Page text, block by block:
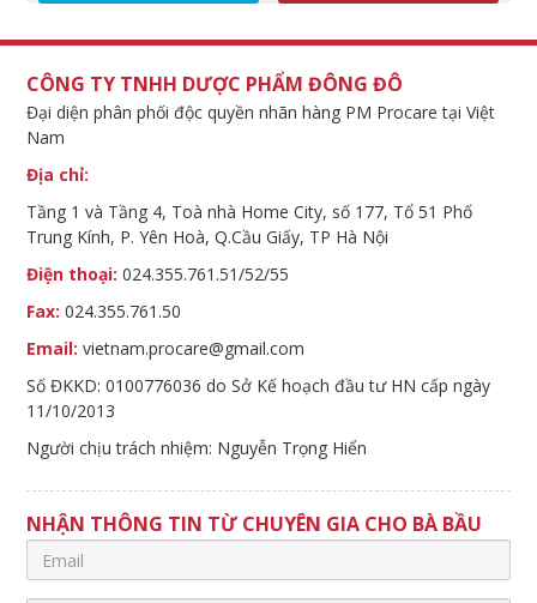
CÔNG TY TNHH DƯỢC PHẨM ĐÔNG ĐÔ
Đại diện phân phối độc quyền nhãn hàng PM Procare tại Việt
Nam
Địa chỉ:
Tầng 1 và Tầng 4, Toà nhà Home City, số 177, Tổ 51 Phố
Trung Kính, P. Yên Hoà, Q.Cầu Giấy, TP Hà Nội
Điện thoại: 024.355.761.51/52/55
Fax: 024.355.761.50
Email: vietnam.procare@gmail.com
Số ĐKKD: 0100776036 do Sở Kế hoạch đầu tư HN cấp ngày
11/10/2013
Người chịu trách nhiệm: Nguyễn Trọng Hiển
NHẬN THÔNG TIN TỪ CHUYÊN GIA CHO BÀ BẦU